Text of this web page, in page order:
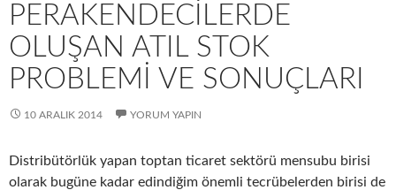
PERAKENDECILERDE
OLUŞAN ATIL STOK
PROBLEMI VE SONUÇLARI
10 ARALIK 2014 YORUM YAPIN
Distribütörlük yapan toptan ticaret sektörü mensubu birisi
olarak bugüne kadar edindiğim önemli tecrübelerden birisi de